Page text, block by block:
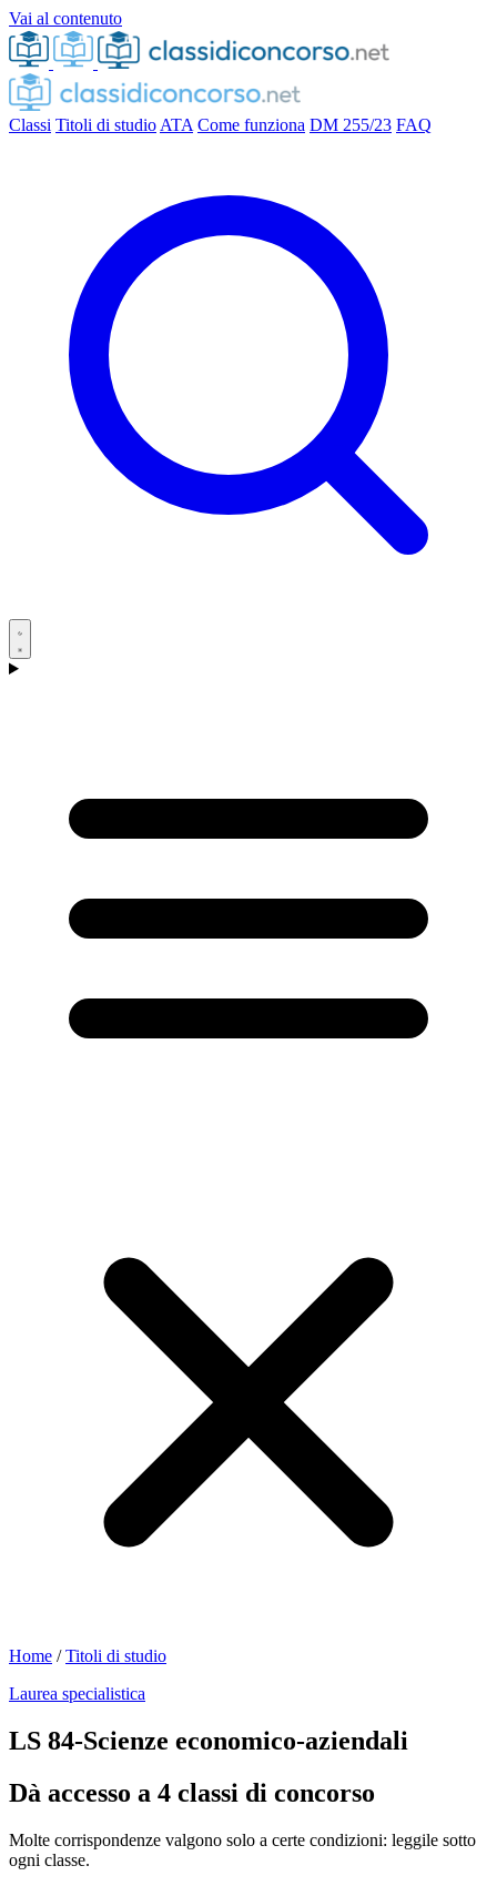
Vai al contenuto
Classi Titoli di studio ATA Come funziona DM 255/23 FAQ
Home /Titoli di studio
Laurea specialistica
LS 84-Scienze economico-aziendali
Dà accesso a 4 classi di concorso
Molte corrispondenze valgono solo a certe condizioni: leggile sotto
ogni classe.